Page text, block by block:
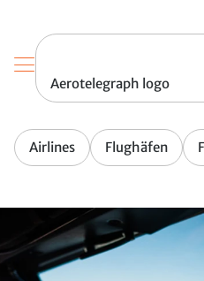
Aerotelegraph logo
Airlines Flughäfen